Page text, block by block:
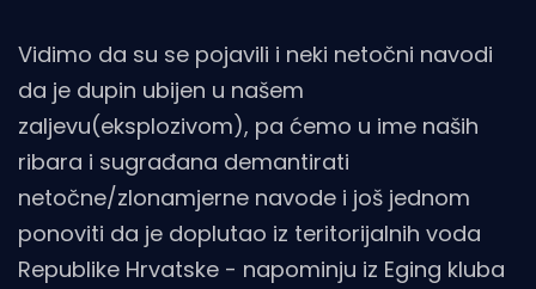
Vidimo da su se pojavili i neki netočni navodi
da je dupin ubijen u našem
zaljevu(eksplozivom), pa ćemo u ime naših
ribara i sugrađana demantirati
netočne/zlonamjerne navode i još jednom
ponoviti da je doplutao iz teritorijalnih voda
Republike Hrvatske - napominju iz Eging kluba